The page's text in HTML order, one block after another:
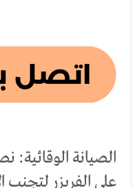
الصيانة
على الفريزر لتجنب